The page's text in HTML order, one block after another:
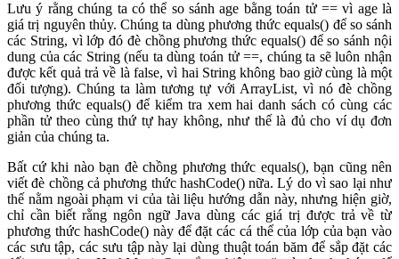
Lưu ý rằng chúng ta có thể so sánh age bằng toán tử == vì age là
giá trị nguyên thủy. Chúng ta dùng phương thức equals() để so sánh
các String, vì lớp đó đè chồng phương thức equals() để so sánh nội
dung của các String (nếu ta dùng toán tử ==, chúng ta sẽ luôn nhận
được kết quả trả về là false, vì hai String không bao giờ cùng là một
đối tượng). Chúng ta làm tương tự với ArrayList, vì nó đè chồng
phương thức equals() để kiểm tra xem hai danh sách có cùng các
phần tử theo cùng thứ tự hay không, như thế là đủ cho ví dụ đơn
giản của chúng ta.
Bất cứ khi nào bạn đè chồng phương thức equals(), bạn cũng nên
viết đè chồng cả phương thức hashCode() nữa. Lý do vì sao lại như
thế nằm ngoài phạm vi của tài liệu hướng dẫn này, nhưng hiện giờ,
chỉ cần biết rằng ngôn ngữ Java dùng các giá trị được trả về từ
phương thức hashCode() này để đặt các cá thể của lớp của bạn vào
các sưu tập, các sưu tập này lại dùng thuật toán băm để sắp đặt các